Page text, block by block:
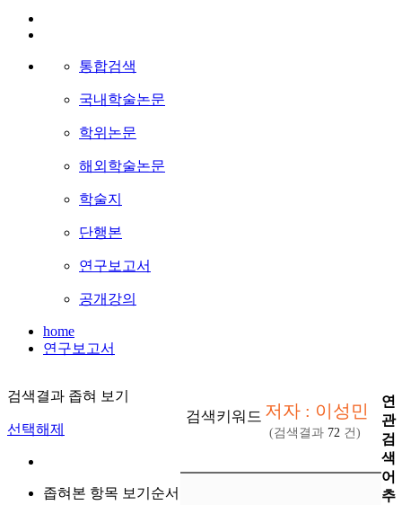
통합검색
국내학술논문
학위논문
해외학술논문
학술지
단행본
연구보고서
공개강의
home
연구보고서
검색결과 좁혀 보기
선택해제
좁혀본 항목 보기순서
검색키워드 저자 : 이성민
(검색결과 72 건)
연
관
검
색
어
추